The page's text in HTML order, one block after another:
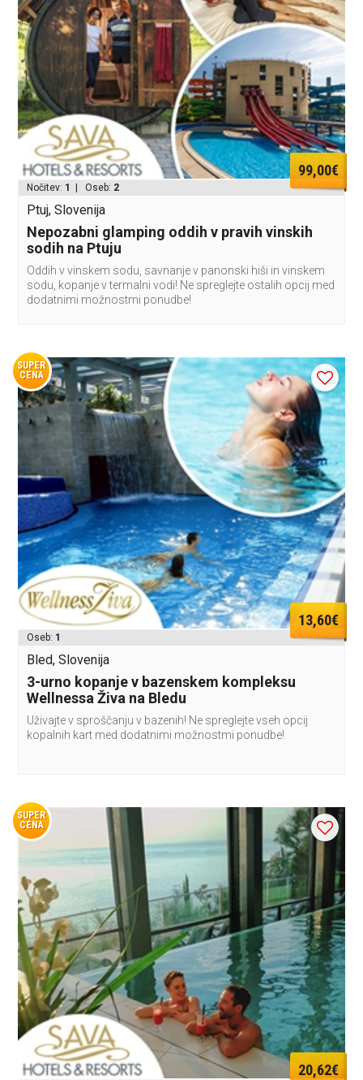
99,00€
Nočitev: 1 | Oseb: 2
Ptuj, Slovenija
Nepozabni glamping oddih v pravih vinskih
sodih na Ptuju
Oddih v vinskem sodu, savnanje v panonski hiši in vinskem
sodu, kopanje v termalni vodi! Ne spreglejte ostalih opcij med
dodatnimi možnostmi ponudbe!
SUPER
CENA
13,60€
Oseb: 1
Bled, Slovenija
3-urno kopanje v bazenskem kompleksu
Wellnessa Živa na Bledu
Uživajte v sproščanju v bazenih! Ne spreglejte vseh opcij
kopalnih kart med dodatnimi možnostmi ponudbe!
SUPER
CENA
20,62€